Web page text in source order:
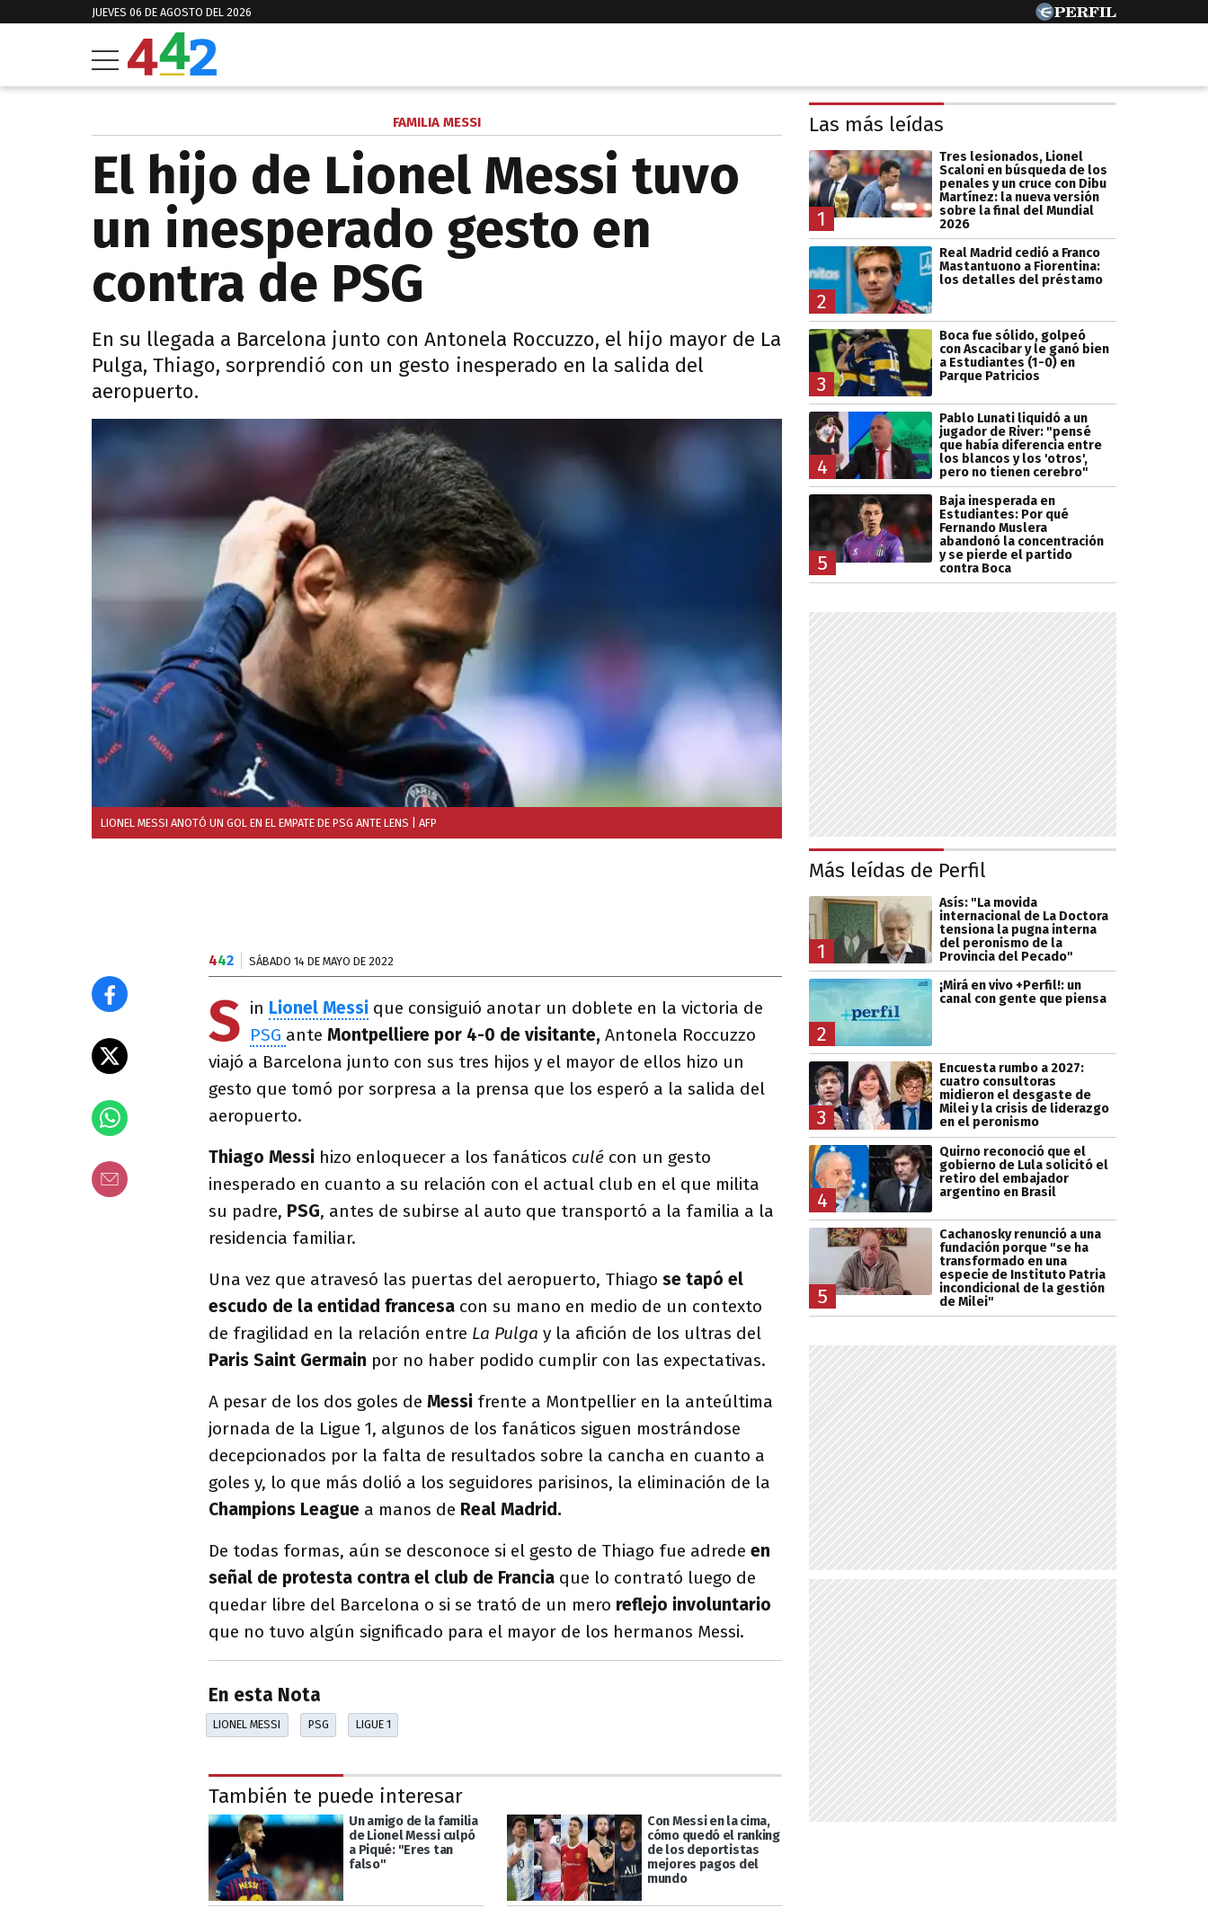
JUEVES 06 DE AGOSTO DEL 2026
FAMILIA MESSI
El hijo de Lionel Messi tuvo
un inesperado gesto en
contra de PSG
En su llegada a Barcelona junto con Antonela Roccuzzo, el hijo mayor de La
Pulga, Thiago, sorprendió con un gesto inesperado en la salida del
aeropuerto.
LIONEL MESSI ANOTÓ UN GOL EN EL EMPATE DE PSG ANTE LENS | AFP
442 SÁBADO 14 DE MAYO DE 2022
S in Lionel Messi que consiguió anotar un doblete en la victoria de
PSG ante Montpelliere por 4-0 de visitante, Antonela Roccuzzo
viajó a Barcelona junto con sus tres hijos y el mayor de ellos hizo un
gesto que tomó por sorpresa a la prensa que los esperó a la salida del
aeropuerto.
Thiago Messi hizo enloquecer a los fanáticos culé con un gesto
inesperado en cuanto a su relación con el actual club en el que milita
su padre, PSG, antes de subirse al auto que transportó a la familia a la
residencia familiar.
Una vez que atravesó las puertas del aeropuerto, Thiago se tapó el
escudo de la entidad francesa con su mano en medio de un contexto
de fragilidad en la relación entre La Pulga y la afición de los ultras del
Paris Saint Germain por no haber podido cumplir con las expectativas.
A pesar de los dos goles de Messi frente a Montpellier en la anteúltima
jornada de la Ligue 1, algunos de los fanáticos siguen mostrándose
decepcionados por la falta de resultados sobre la cancha en cuanto a
goles y, lo que más dolió a los seguidores parisinos, la eliminación de la
Champions League a manos de Real Madrid.
De todas formas, aún se desconoce si el gesto de Thiago fue adrede en
señal de protesta contra el club de Francia que lo contrató luego de
quedar libre del Barcelona o si se trató de un mero reflejo involuntario
que no tuvo algún significado para el mayor de los hermanos Messi.
En esta Nota
LIONEL MESSI PSG LIGUE 1
También te puede interesar
Un amigo de la familia
de Lionel Messi culpó
a Piqué: "Eres tan
falso"
Con Messi en la cima,
cómo quedó el ranking
de los deportistas
mejores pagos del
mundo
Las más leídas
1
Tres lesionados, Lionel
Scaloni en búsqueda de los
penales y un cruce con Dibu
Martínez: la nueva versión
sobre la final del Mundial
2026
2
Real Madrid cedió a Franco
Mastantuono a Fiorentina:
los detalles del préstamo
3
Boca fue sólido, golpeó
con Ascacibar y le ganó bien
a Estudiantes (1-0) en
Parque Patricios
4
Pablo Lunati liquidó a un
jugador de River: "pensé
que había diferencia entre
los blancos y los 'otros',
pero no tienen cerebro"
5
Baja inesperada en
Estudiantes: Por qué
Fernando Muslera
abandonó la concentración
y se pierde el partido
contra Boca
Más leídas de Perfil
1
Asís: "La movida
internacional de La Doctora
tensiona la pugna interna
del peronismo de la
Provincia del Pecado"
2
¡Mirá en vivo +Perfil!: un
canal con gente que piensa
3
Encuesta rumbo a 2027:
cuatro consultoras
midieron el desgaste de
Milei y la crisis de liderazgo
en el peronismo
4
Quirno reconoció que el
gobierno de Lula solicitó el
retiro del embajador
argentino en Brasil
5
Cachanosky renunció a una
fundación porque "se ha
transformado en una
especie de Instituto Patria
incondicional de la gestión
de Milei"